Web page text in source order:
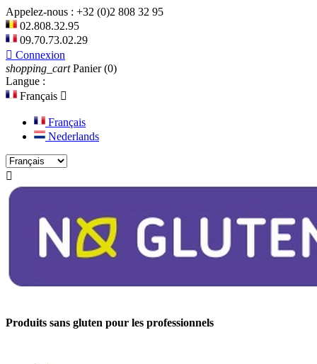
Appelez-nous : +32 (0)2 808 32 95
02.808.32.95
09.70.73.02.29
 Connexion
shopping_cart Panier (0)
Langue :
Français 
Français
Nederlands

Produits sans gluten pour les professionnels